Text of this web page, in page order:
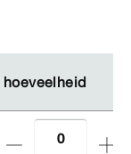
hoeveelheid
hoeveelheid